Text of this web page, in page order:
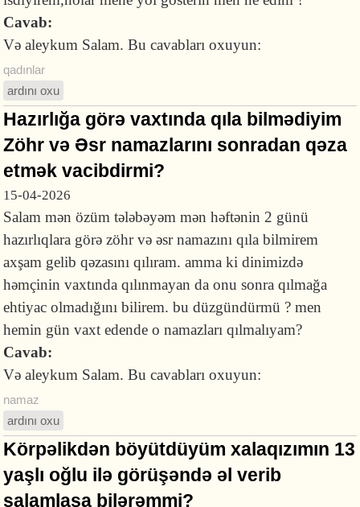
Cavab:
Və aleykum Salam. Bu cavabları oxuyun:
qadınlar
ardını oxu
Hazırlığa görə vaxtında qıla bilmədiyim
Zöhr və Əsr namazlarını sonradan qəza
etmək vacibdirmi?
15-04-2026
Salam mən özüm tələbəyəm mən həftənin 2 günü
hazırlıqlara görə zöhr və əsr namazını qıla bilmirem
axşam gelib qəzasını qılıram. amma ki dinimizdə
həmçinin vaxtında qılınmayan da onu sonra qılmağa
ehtiyac olmadığını bilirem. bu düzgündürmü ? men
hemin gün vaxt edende o namazları qılmalıyam?
Cavab:
Və aleykum Salam. Bu cavabları oxuyun:
namaz
ardını oxu
Körpəlikdən böyütdüyüm xalaqızımın 13
yaşlı oğlu ilə görüşəndə əl verib
salamlaşa bilərəmmi?